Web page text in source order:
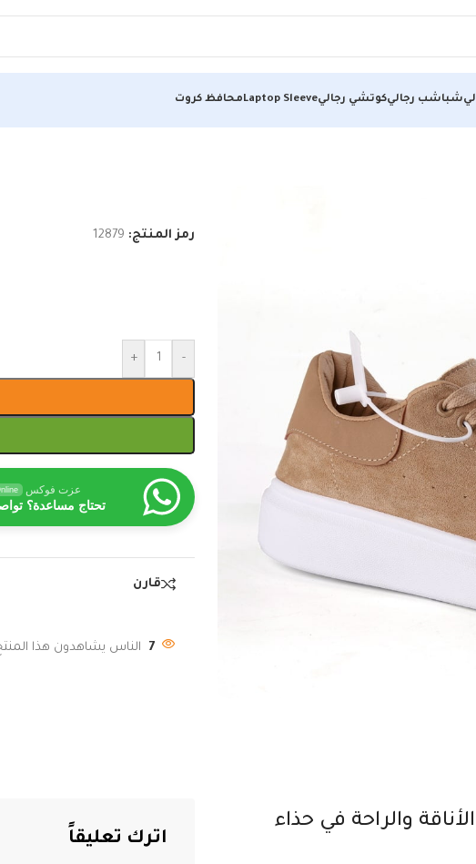
شباشب رجاليكوتشي رجاليLaptop Sleeveمحافظ كروت
رمز المنتج: 12879
-
+
عزت فوكس
تحتاج مساعدة؟
قارن
7 الناس يشاهدون هذا
والراحة في حذاء
اترك تعليقاً